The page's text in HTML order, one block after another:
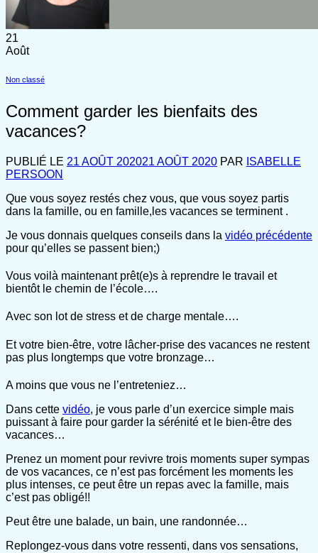
21
Août
Non classé
Comment garder les bienfaits des
vacances?
PUBLIÉ LE 21 AOÛT 202021 AOÛT 2020 PAR ISABELLE
PERSOON
Que vous soyez restés chez vous, que vous soyez partis
dans la famille, ou en famille,les vacances se terminent .
Je vous donnais quelques conseils dans la vidéo précédente
pour qu’elles se passent bien;)
Vous voilà maintenant prêt(e)s à reprendre le travail et
bientôt le chemin de l’école….
Avec son lot de stress et de charge mentale….
Et votre bien-être, votre lâcher-prise des vacances ne restent
pas plus longtemps que votre bronzage…
A moins que vous ne l’entreteniez…
Dans cette vidéo, je vous parle d’un exercice simple mais
puissant à faire pour garder la sérénité et le bien-être des
vacances…
Prenez un moment pour revivre trois moments super sympas
de vos vacances, ce n’est pas forcément les moments les
plus intenses, ce peut être un repas avec la famille, mais
c’est pas obligé!!
Peut être une balade, un bain, une randonnée…
Replongez-vous dans votre ressenti, dans vos sensations,